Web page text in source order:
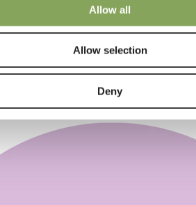
Allow all
Allow selection
Deny
着欧洲最大之一的兰花温室。
创造了理想的种植条件，使得 Ter Laak
。